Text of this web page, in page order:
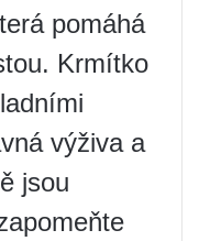
pomáhá
Krmítko
výživa a
jsou